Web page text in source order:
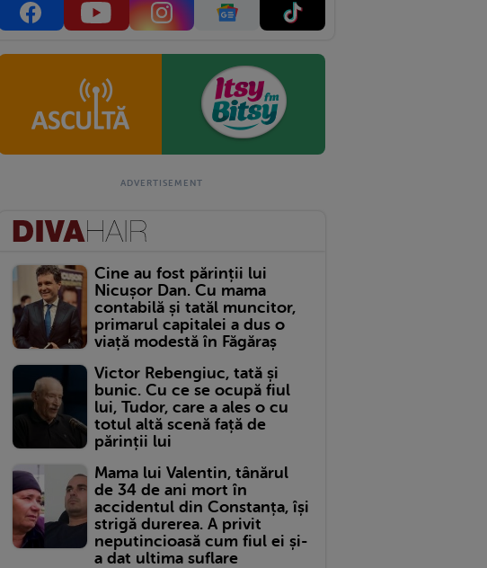
Cine au fost părinții lui
Nicușor Dan. Cu mama
contabilă și tatăl muncitor,
primarul capitalei a dus o
viață modestă în Făgăraș
Victor Rebengiuc, tată și
bunic. Cu ce se ocupă fiul
lui, Tudor, care a ales o cu
totul altă scenă față de
părinții lui
Mama lui Valentin, tânărul
de 34 de ani mort în
accidentul din Constanța, își
strigă durerea. A privit
neputincioasă cum fiul ei și-
a dat ultima suflare